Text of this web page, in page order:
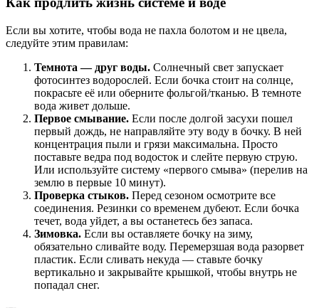
Если вы хотите, чтобы вода не пахла болотом и не цвела,
следуйте этим правилам:
Темнота — друг воды. Солнечный свет запускает
фотосинтез водорослей. Если бочка стоит на солнце,
покрасьте её или оберните фольгой/тканью. В темноте
вода живет дольше.
Первое смывание. Если после долгой засухи пошел
первый дождь, не направляйте эту воду в бочку. В ней
концентрация пыли и грязи максимальна. Просто
поставьте ведра под водосток и слейте первую струю.
Или используйте систему «первого смыва» (перелив на
землю в первые 10 минут).
Проверка стыков. Перед сезоном осмотрите все
соединения. Резинки со временем дубеют. Если бочка
течет, вода уйдет, а вы останетесь без запаса.
Зимовка. Если вы оставляете бочку на зиму,
обязательно сливайте воду. Перемерзшая вода разорвет
пластик. Если сливать некуда — ставьте бочку
вертикально и закрывайте крышкой, чтобы внутрь не
попадал снег.